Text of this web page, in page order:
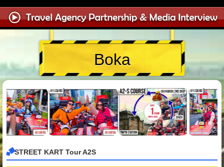
Boka
STREET KART Tour A2S